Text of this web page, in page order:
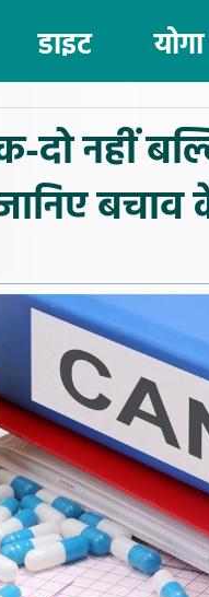
डाइट योगा
दो नहीं
बचाव